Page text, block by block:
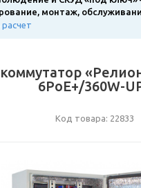
монтаж,
6PoE+/360W-
Код товара: 22833